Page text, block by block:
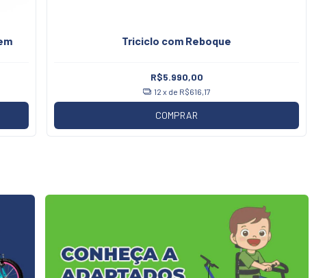
Triciclo com Reboque
R$5.990,00
12 x de R$616,17
COMPRAR